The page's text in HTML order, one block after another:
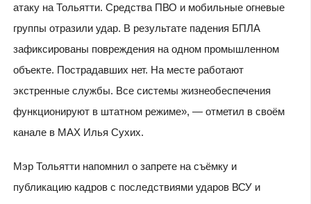
атаку на Тольятти. Средства ПВО и мобильные огневые
группы отразили удар. В результате падения БПЛА
зафиксированы повреждения на одном промышленном
объекте. Пострадавших нет. На месте работают
экстренные службы. Все системы жизнеобеспечения
функционируют в штатном режиме», — отметил в своём
канале в МАХ Илья Сухих.
Мэр Тольятти напомнил о запрете на съёмку и
публикацию кадров с последствиями ударов ВСУ и